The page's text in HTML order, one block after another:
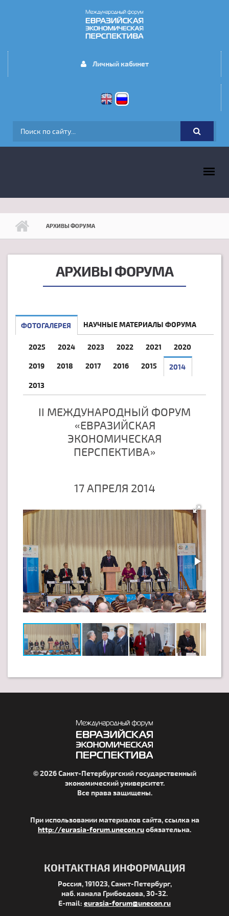
Личный кабинет
ФОРМА ПОИСКА
АРХИВЫ ФОРУМА
АРХИВЫ ФОРУМА
ФОТОГАЛЕРЕЯ НАУЧНЫЕ МАТЕРИАЛЫ ФОРУМА
2025 2024 2023 2022 2021 2020
2019 2018 2017 2016 2015 2014
2013
II МЕЖДУНАРОДНЫЙ ФОРУМ
«ЕВРАЗИЙСКАЯ
ЭКОНОМИЧЕСКАЯ
ПЕРСПЕКТИВА»
17 АПРЕЛЯ 2014
© 2026 Санкт-Петербургский государственный
экономический университет.
Все права защищены.
При использовании материалов сайта, ссылка на
http://eurasia-forum.unecon.ruобязательна.
КОНТАКТНАЯ ИНФОРМАЦИЯ
Россия, 191023, Санкт-Петербург,
наб. канала Грибоедова, 30-32.
E-mail: eurasia-forum@unecon.ru